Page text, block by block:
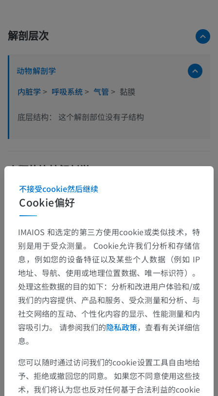
解剖层次
动物解剖学
内脏学 > 呼吸系统> 气管 > 黏膜
底层结构： 这个解剖部位没有子结构
翻译
发现错误？
欢迎提出更正、翻译或内容改进的建议。
检举错误
下载APP
Cookie偏好
不接受cookie然后继续
IMAIOS 和选定的第三方使用cookie或类似技术，特
别是用于受众测量。 Cookie允许我们分析和存储信
息，例如您的设备特征以及某些个人数据（例如 IP
地址、导航、使用或地理位置数据、唯一标识符）。
处理这些数据的目的如下：分析和改进用户体验和/或
我们的内容提供、产品和服务、受众测量和分析、与
社交网络的互动、个性化内容的显示、性能测量和内
容吸引力。 请参阅我们的隐私政策，查看有关详细信
息。
您可以随时通过访问我们的cookie设置工具自由地给
予、拒绝或撤回您的同意。 如果您不同意使用这些技
术，我们将认为您也反对任何基于合法利益的cookie